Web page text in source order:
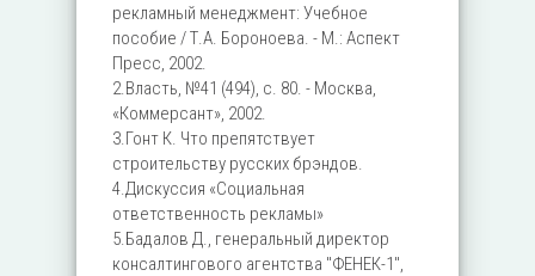
рекламный менеджмент: Учебное
пособие / Т.А. Бороноева. - М.: Аспект
Пресс, 2002.
2.Власть, №41 (494), с. 80. - Москва,
«Коммерсант», 2002.
3.Гонт К. Что препятствует
строительству русских брэндов.
4.Дискуссия «Социальная
ответственность рекламы»
5.Бадалов Д., генеральный директор
консалтингового агентства "ФЕНЕК-1",